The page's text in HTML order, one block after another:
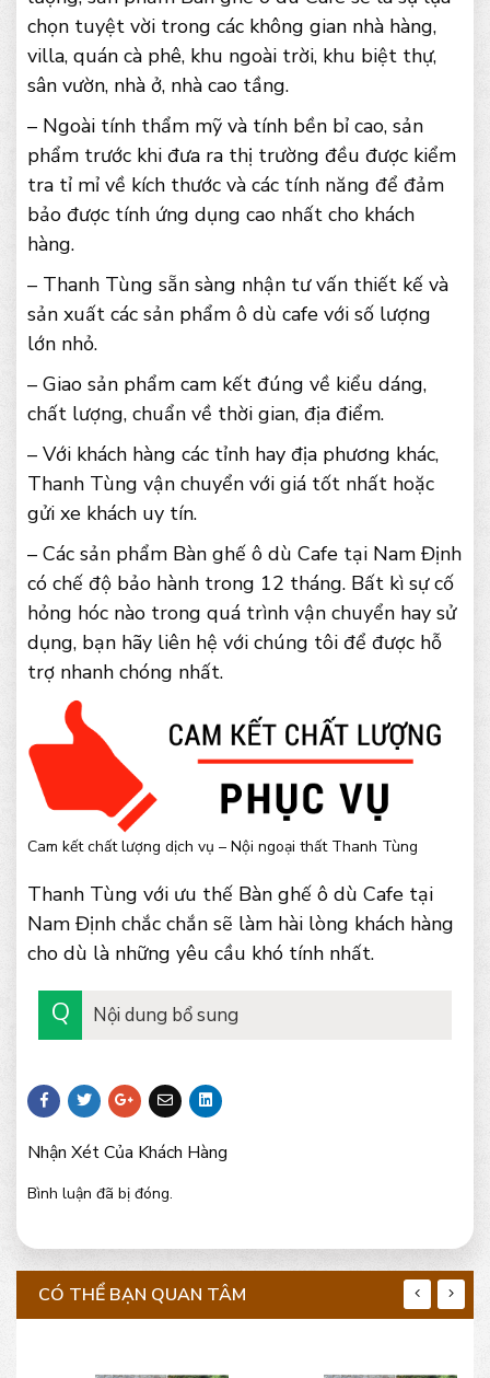
chọn tuyệt vời trong các không gian nhà hàng,
villa, quán cà phê, khu ngoài trời, khu biệt thự,
sân vườn, nhà ở, nhà cao tầng.
– Ngoài tính thẩm mỹ và tính bền bỉ cao, sản
phẩm trước khi đưa ra thị trường đều được kiểm
tra tỉ mỉ về kích thước và các tính năng để đảm
bảo được tính ứng dụng cao nhất cho khách
hàng.
– Thanh Tùng sẵn sàng nhận tư vấn thiết kế và
sản xuất các sản phẩm ô dù cafe với số lượng
lớn nhỏ.
– Giao sản phẩm cam kết đúng về kiểu dáng,
chất lượng, chuẩn về thời gian, địa điểm.
– Với khách hàng các tỉnh hay địa phương khác,
Thanh Tùng vận chuyển với giá tốt nhất hoặc
gửi xe khách uy tín.
– Các sản phẩm Bàn ghế ô dù Cafe tại Nam Định
có chế độ bảo hành trong 12 tháng. Bất kì sự cố
hỏng hóc nào trong quá trình vận chuyển hay sử
dụng, bạn hãy liên hệ với chúng tôi để được hỗ
trợ nhanh chóng nhất.
Cam kết chất lượng dịch vụ – Nội ngoại thất Thanh Tùng
Thanh Tùng với ưu thế Bàn ghế ô dù Cafe tại
Nam Định chắc chắn sẽ làm hài lòng khách hàng
cho dù là những yêu cầu khó tính nhất.
Nội dung bổ sung
Nhận Xét Của Khách Hàng
Bình luận đã bị đóng.
CÓ THỂ BẠN QUAN TÂM